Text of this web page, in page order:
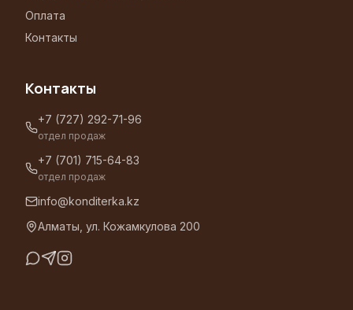
Оплата
Контакты
Контакты
+7 (727) 292-71-96
отдел продаж
+7 (701) 715-64-83
отдел продаж
info@konditerka.kz
Алматы, ул. Кожамкулова 200